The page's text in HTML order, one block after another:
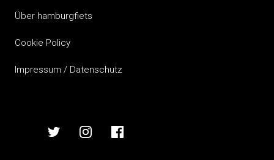
Über hamburgfiets
Cookie Policy
Impressum / Datenschutz
hamburgfietshamburgfiets
auf
hamburgfiets
auf
hamburgfiets
auf